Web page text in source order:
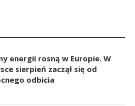
energii rosną w Europie. W
sierpień zaczął się od
odbicia